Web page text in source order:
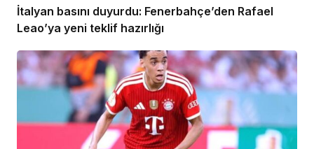
İtalyan basını duyurdu: Fenerbahçe’den Rafael
Leao’ya yeni teklif hazırlığı